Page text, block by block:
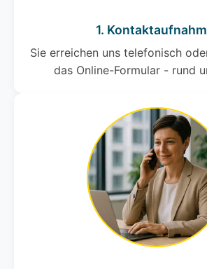
1.
Sie erreichen uns telefonisch
das Online-Formular - rund